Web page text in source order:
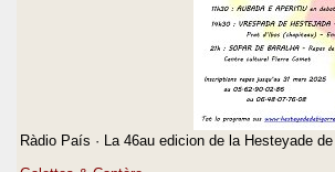
Ràdio País · La 46au edicion de la Hesteyade